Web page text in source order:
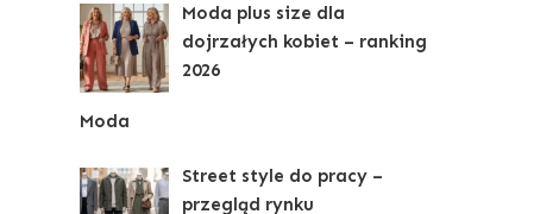
Moda plus size dla
dojrzałych kobiet – ranking
2026
Moda
Street style do pracy –
przegląd rynku